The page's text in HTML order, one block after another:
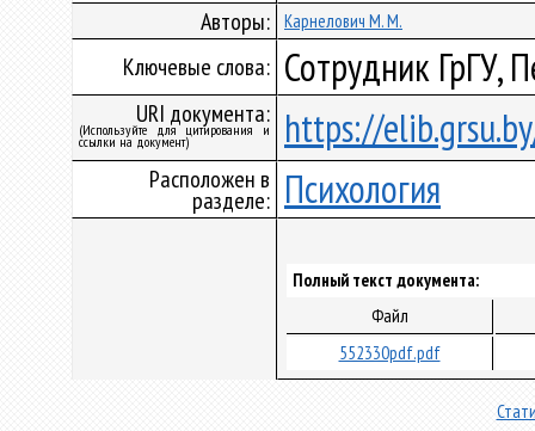
Авторы: Карнелович М. М.
Ключевые слова: Сотрудник ГрГУ,
URI документа:
(Используйте для цитирования и
ссылки на документ) https://
Расположен в
разделе: Психология
Полный текст документа:
Файл
552330pdf.pdf